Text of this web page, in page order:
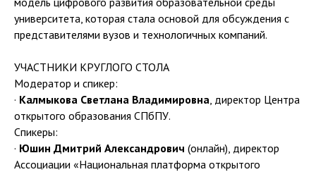
университета, которая стала основой для обсуждения с
представителями вузов и технологичных компаний.
УЧАСТНИКИ КРУГЛОГО СТОЛА
Модератор и спикер:
· Калмыкова Светлана Владимировна, директор Центра
открытого образования СПбПУ.
Спикеры:
· Юшин Дмитрий Александрович (онлайн), директор
Ассоциации «Национальная платформа открытого